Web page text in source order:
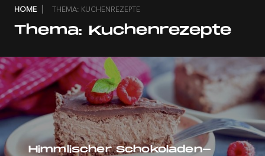
HOME THEMA: KUCHENREZEPTE
Thema: Kuchenrezepte
Himmlischer Schokoladen-